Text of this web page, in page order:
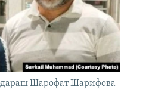
Шарофат Шарифова